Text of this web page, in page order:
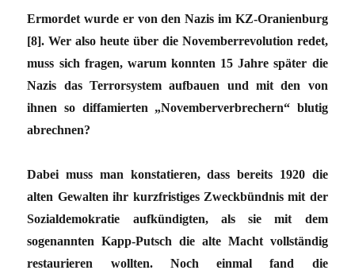
Ermordet wurde er von den Nazis im KZ-Oranienburg
[8]. Wer also heute über die Novemberrevolution redet,
muss sich fragen, warum konnten 15 Jahre später die
Nazis das Terrorsystem aufbauen und mit den von
ihnen so diffamierten „Novemberverbrechern“ blutig
abrechnen?
Dabei muss man konstatieren, dass bereits 1920 die
alten Gewalten ihr kurzfristiges Zweckbündnis mit der
Sozialdemokratie aufkündigten, als sie mit dem
sogenannten Kapp-Putsch die alte Macht vollständig
restaurieren wollten. Noch einmal fand die